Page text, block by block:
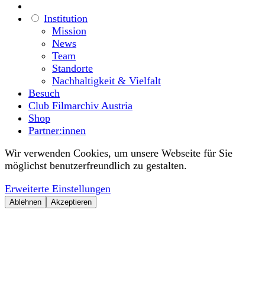
Institution
Mission
News
Team
Standorte
Nachhaltigkeit & Vielfalt
Besuch
Club Filmarchiv Austria
Shop
Partner:innen
Wir verwenden Cookies, um unsere Webseite für Sie
möglichst benutzerfreundlich zu gestalten.
Erweiterte Einstellungen
Ablehnen Akzeptieren